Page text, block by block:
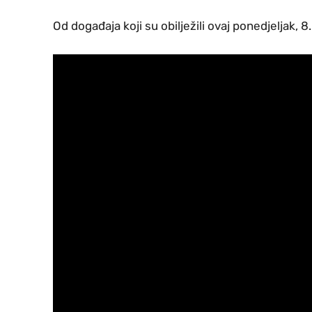
Od događaja koji su obilježili ovaj ponedjeljak,